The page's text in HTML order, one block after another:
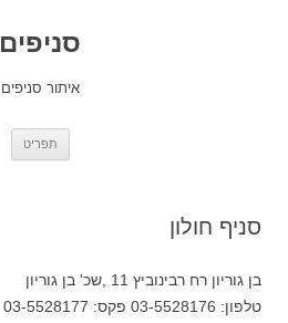
סניפים
איתור סניפים
תפריט
סניף חולון
בן גוריון רח רבינוביץ 11 ,שכ' בן גוריון
טלפון: 03-5528176 פקס: 03-5528177